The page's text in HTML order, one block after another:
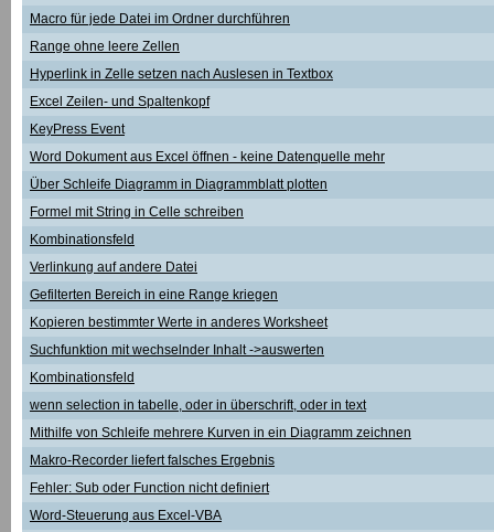
Macro für jede Datei im Ordner durchführen
Range ohne leere Zellen
Hyperlink in Zelle setzen nach Auslesen in Textbox
Excel Zeilen- und Spaltenkopf
KeyPress Event
Word Dokument aus Excel öffnen - keine Datenquelle mehr
Über Schleife Diagramm in Diagrammblatt plotten
Formel mit String in Celle schreiben
Kombinationsfeld
Verlinkung auf andere Datei
Gefilterten Bereich in eine Range kriegen
Kopieren bestimmter Werte in anderes Worksheet
Suchfunktion mit wechselnder Inhalt ->auswerten
Kombinationsfeld
wenn selection in tabelle, oder in überschrift, oder in text
Mithilfe von Schleife mehrere Kurven in ein Diagramm zeichnen
Makro-Recorder liefert falsches Ergebnis
Fehler: Sub oder Function nicht definiert
Word-Steuerung aus Excel-VBA